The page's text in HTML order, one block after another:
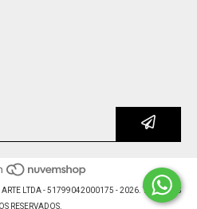
ARTE LTDA - 51799042000175 - 2026. TODOS OS
RESERVADOS.